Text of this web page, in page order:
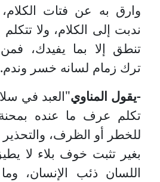
وارق به عن فتات الكلام،
ندبت إلى الكلام، ولا تتكلم
تنطق إلا بما يفيدك،
ترك زمام لسانه خسر وندم.
-يقول المناوي"العبد في
تكلم عرف ما عنده
للخطر أو الظرف،
بغير تثبت خوف بلاء لا
اللسان ذئب الإنسان،